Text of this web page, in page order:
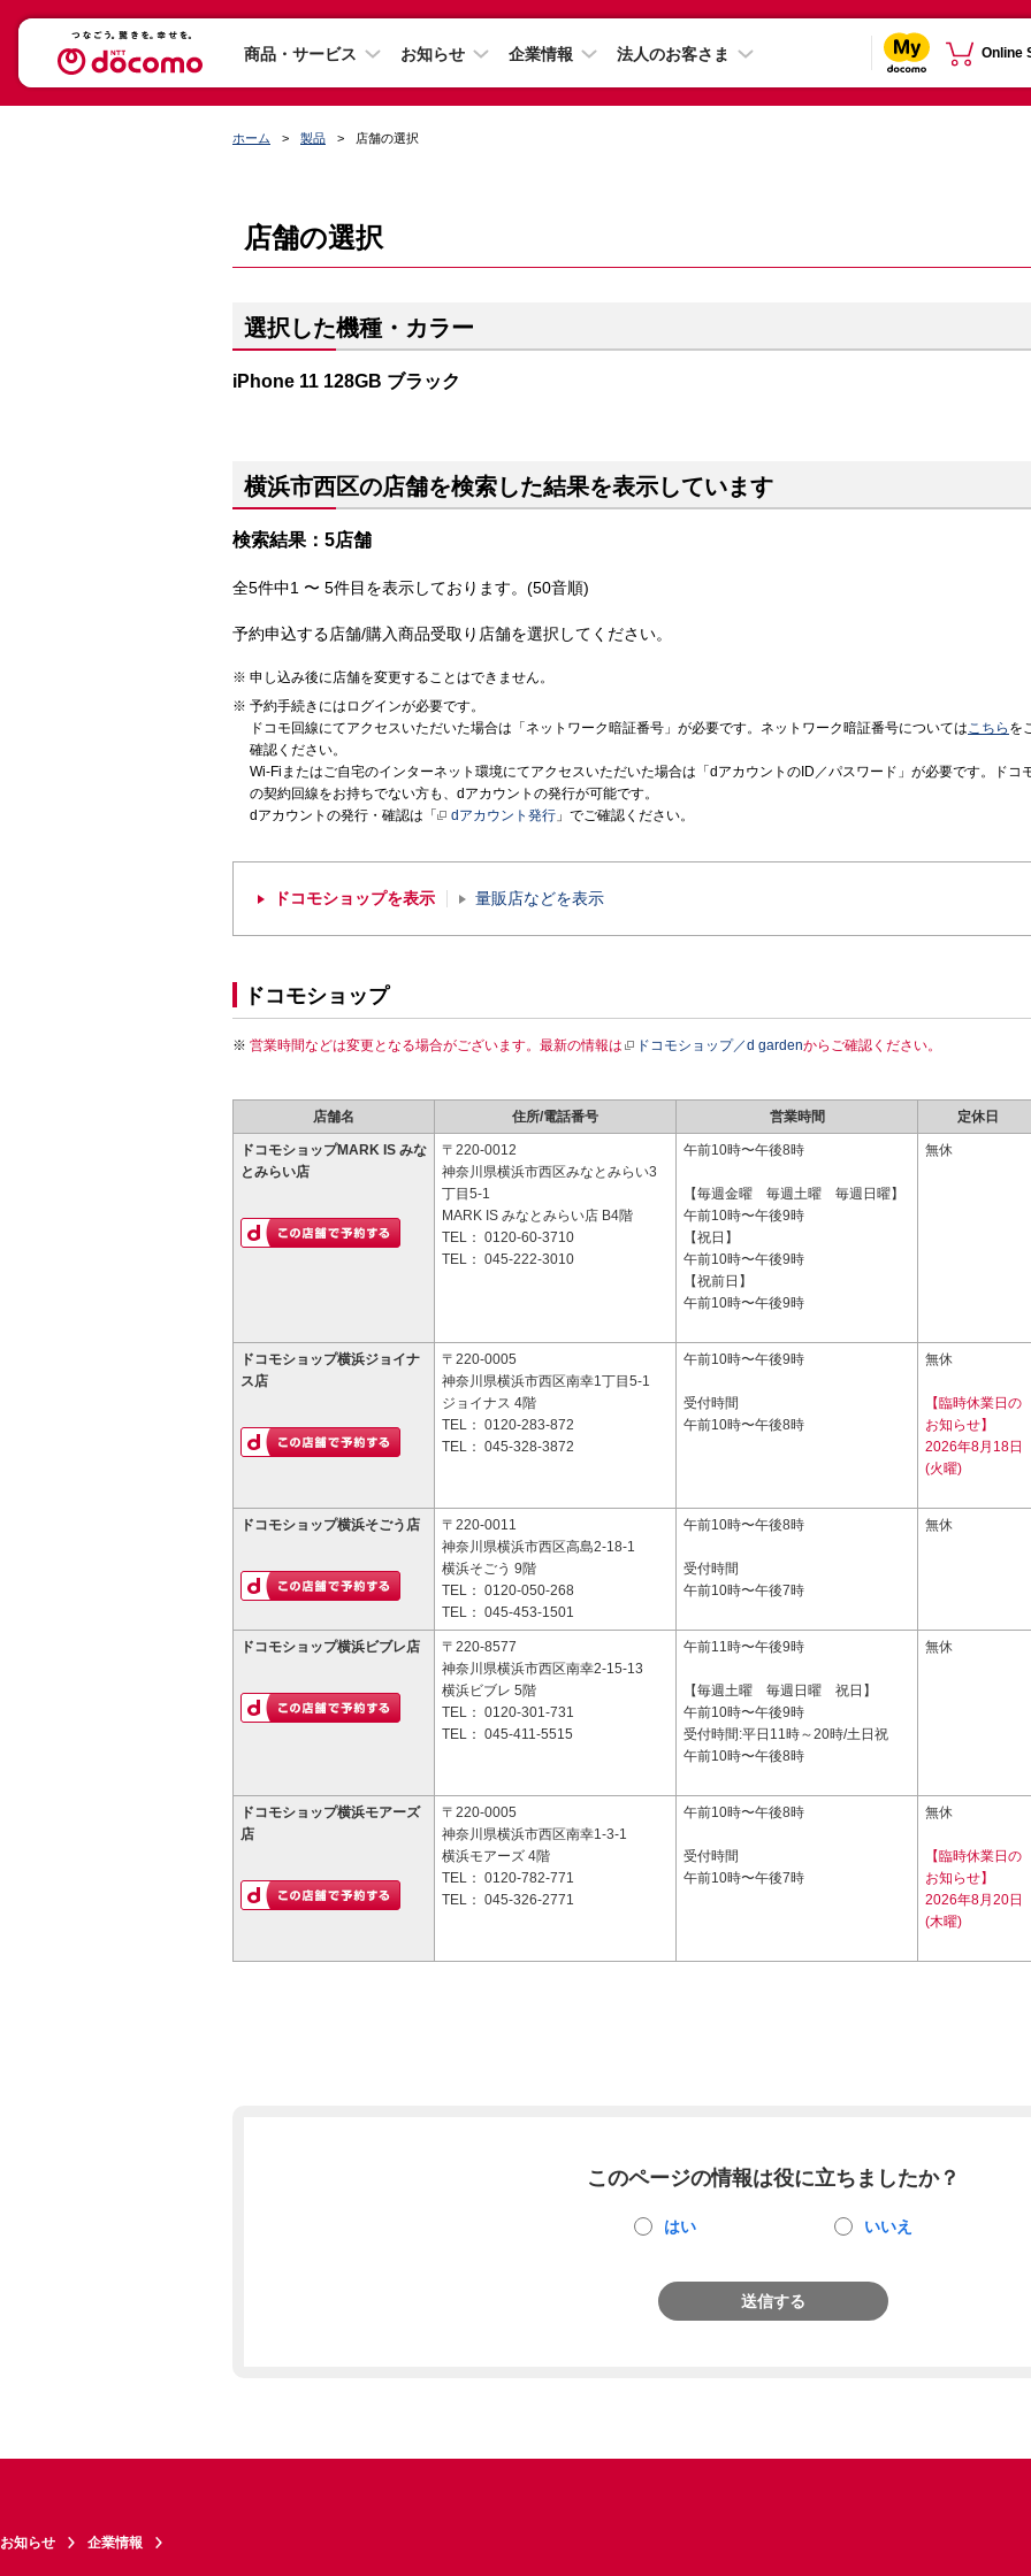
商品・サービス お知らせ 企業情報 法人のお客さま Online
ホーム 製品 店舗の選択
店舗の選択
選択した機種・カラー
iPhone 11 128GB ブラック
横浜市西区の店舗を検索した結果を表示しています
検索結果：5店舗
全5件中1 〜 5件目を表示しております。(50音順)
予約申込する店舗/購入商品受取り店舗を選択してください。
申し込み後に店舗を変更することはできません。
予約手続きにはログインが必要です。
ドコモ回線にてアクセスいただいた場合は「ネットワーク暗証番号」が必要です。ネットワーク暗証番号についてはこちら を
確認ください。
Wi-Fiまたはご自宅のインターネット環境にてアクセスいただいた場合は「dアカウントのID／パスワード」が必要です。ドコ
の契約回線をお持ちでない方も、dアカウントの発行が可能です。
dアカウントの発行・確認は「
dアカウント発行 」でご確認ください。
ドコモショップを表示 量販店などを表示
ドコモショップ
営業時間などは変更となる場合がございます。最新の情報は ドコモショップ／d gardenからご確認ください。
店舗名 住所/電話番号 営業時間 定休日
ドコモショップMARK IS みな
とみらい店
〒220-0012
神奈川県横浜市西区みなとみらい3
丁目5-1
MARK IS みなとみらい店 B4階
TEL： 0120-60-3710
TEL： 045-222-3010
午前10時〜午後8時
【毎週金曜 毎週土曜 毎週日曜】
午前10時〜午後9時
【祝日】
午前10時〜午後9時
【祝前日】
午前10時〜午後9時
無休
ドコモショップ横浜ジョイナ
ス店
〒220-0005
神奈川県横浜市西区南幸1丁目5-1
ジョイナス 4階
TEL： 0120-283-872
TEL： 045-328-3872
午前10時〜午後9時
受付時間
午前10時〜午後8時
無休
【臨時休業日の
お知らせ】
2026年8月18日
(火曜)
ドコモショップ横浜そごう店
〒220-0011
神奈川県横浜市西区高島2-18-1
横浜そごう 9階
TEL： 0120-050-268
TEL： 045-453-1501
午前10時〜午後8時
受付時間
午前10時〜午後7時
無休
ドコモショップ横浜ビブレ店
〒220-8577
神奈川県横浜市西区南幸2-15-13
横浜ビブレ 5階
TEL： 0120-301-731
TEL： 045-411-5515
午前11時〜午後9時
【毎週土曜 毎週日曜 祝日】
午前10時〜午後9時
受付時間:平日11時～20時/土日祝
午前10時〜午後8時
無休
ドコモショップ横浜モアーズ
店
〒220-0005
神奈川県横浜市西区南幸1-3-1
横浜モアーズ 4階
TEL： 0120-782-771
TEL： 045-326-2771
午前10時〜午後8時
受付時間
午前10時〜午後7時
無休
【臨時休業日の
お知らせ】
2026年8月20日
(木曜)
このページの情報は役に立ちましたか？
はい いいえ
送信する
お知らせ 企業情報